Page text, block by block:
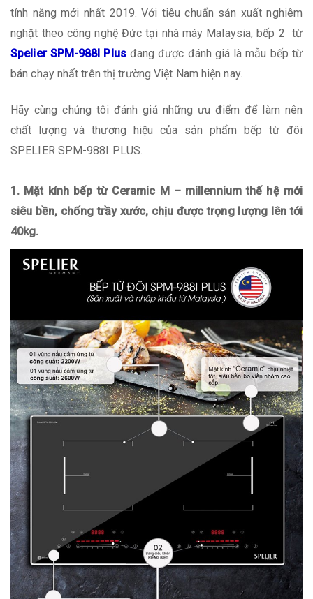
tính năng mới nhất 2019. Với tiêu chuẩn sản xuất nghiêm
nghặt theo công nghệ Đức tại nhà máy Malaysia, bếp 2 từ
Spelier SPM-988I Plusđang được đánh giá là mẫu bếp từ
bán chạy nhất trên thị trường Việt Nam hiện nay.
Hãy cùng chúng tôi đánh giá những ưu điểm để làm nên
chất lượng và thương hiệu của sản phẩm bếp từ đôi
SPELIER SPM-988I PLUS.
1. Mặt kính bếp từ Ceramic M – millennium thế hệ mới
siêu bền, chống trầy xước, chịu được trọng lượng lên tới
40kg.